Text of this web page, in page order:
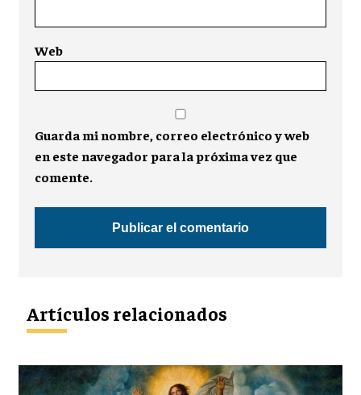
Web
Guarda mi nombre, correo electrónico y web
en este navegador para la próxima vez que
comente.
Artículos relacionados